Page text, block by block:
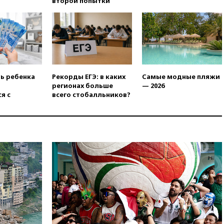
Брянской области
15:15
В половине штатов США
зафиксирована вспышка
сальмонеллеза
14:57
Жара в Европе может
нанести ущерб экономике в
размере €800 млрд
14:49
дефицита боеприпасов
оборонном предприятии
14:21АТОР сообщила о
снижении цен на авиабилеты
в России
14:19Масштабный сбой
произошел в рунете
ребенка
с
Рекорды ЕГЭ: в каких
регионах больше
всего стобалльников?
Самые модные пляжи
— 2026